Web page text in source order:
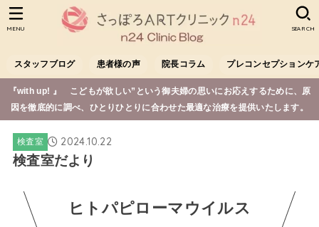
スタッフブログ 患者様の声 院長コラム プレコンセプションケ
SEARCH
MENU
『with up! 』 こどもが欲しい”という御夫婦の思いにお応えするために、原
因を徹底的に調べ、ひとりひとりに合わせた最適な治療を提供いたします。
検査室 2024.10.22
検査室だより
ヒトパピローマウイルス